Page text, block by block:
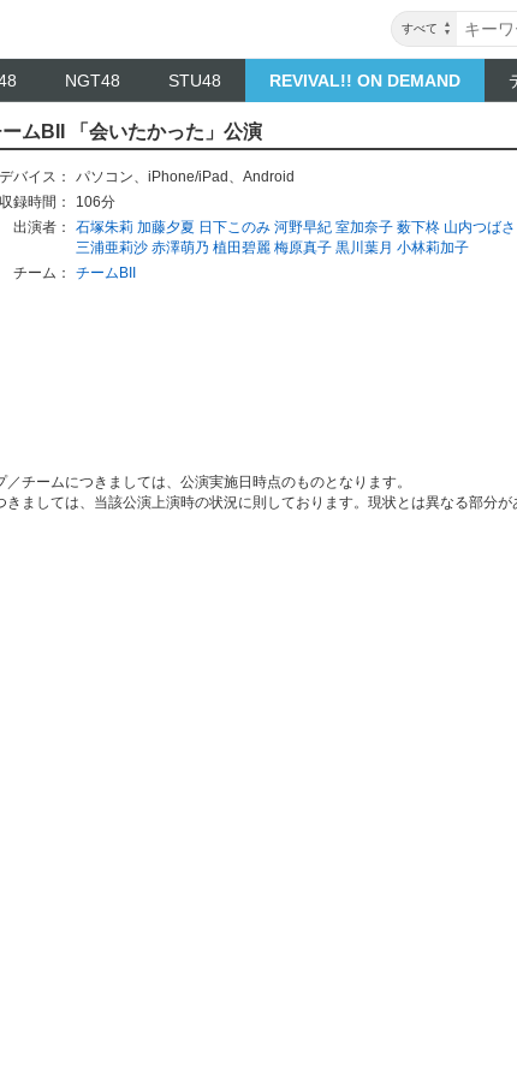
すべて
NGT48 STU48 REVIVAL!! ON DEMAND
ムBII 「会いたかった」公演
バイス： パソコン、 iPhone/iPad 、 Android
収録時間：
106分
出演者：
石塚朱莉 加藤夕夏 日下このみ 河野早紀 室加奈子 薮下柊 山内つばさ
三浦亜莉沙 赤澤萌乃 植田碧麗 梅原真子 黒川葉月 小林莉加子
チーム：
チームBII
チームにつきましては、公演実施日時点のものとなります。
ましては、当該公演上演時の状況に則しております。現状とは異なる部分が